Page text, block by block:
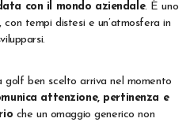
con il mondo aziendale. È uno
tempi distesi e un’atmosfera in
ben scelto arriva nel momento
attenzione, pertinenza e
che un omaggio generico non